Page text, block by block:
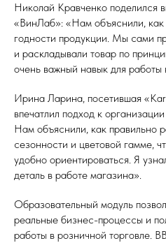
Николай Кравченко поделился
«ВинЛаб»: «Нам объяснили, как
годности продукции. Мы сами
и раскладывали товар по
очень важный навык для работы
Ирина Ларина, посетившая
впечатлил подход к
Нам объяснили, как правильно
сезонности и цветовой гамме,
удобно ориентироваться. Я
деталь в работе магазина».
Образовательный модуль
реальные бизнес-процессы и
работы в розничной торговле.